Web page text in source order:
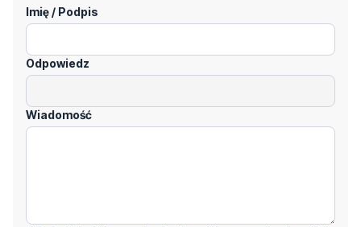
komentarze! Jeśli widzisz niestosowny wpis -
kliknij "zgłoś nadużycie".
Imię / Podpis
Odpowiedz